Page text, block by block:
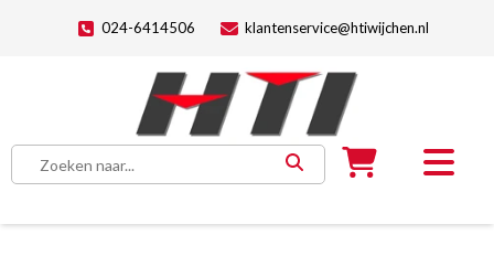
024-6414506 klantenservice@htiwijchen.nl